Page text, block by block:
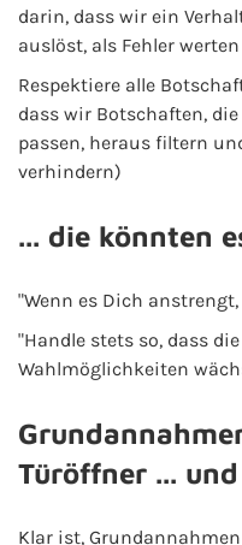
darin, dass wir ein
auslöst, als Fehler
Respektiere alle
dass wir Botschaften,
passen, heraus filtern
verhindern)
... die könnten
"Wenn es Dich
"Handle stets so, dass
Wahlmöglichkeiten
Türöffner ...
Klar ist,